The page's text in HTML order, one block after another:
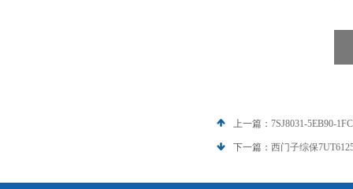
上一篇： 7SJ8031-5EB90-
下一篇： 西门子综保